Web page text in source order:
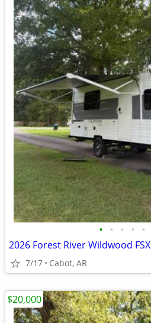
• • • • •
2026 Forest River Wildwood FSX
7/17 Cabot, AR
$20,000